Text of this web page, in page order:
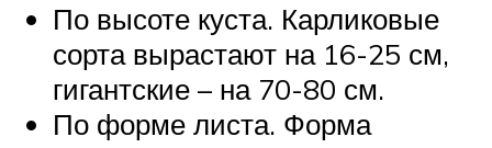
По высоте куста. Карликовые
сорта вырастают на 16-25 см,
гигантские – на 70-80 см.
По форме листа. Форма